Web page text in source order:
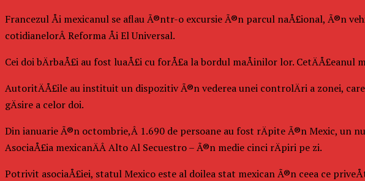
Francezul Åi mexicanul se aflau Ã®ntr-o excursie Ã®n parcul naÅ£ional, Ã®n
cotidianelorÂ Reforma Åi El Universal.
Cei doi bÄrbaÅ£i au fost luaÅ£i cu forÅ£a la bordul maÅinilor lor.
AutoritÄÅ£ile au instituit un dispozitiv Ã®n vederea unei controlÄri a zonei,
gÄsire a celor doi.
Din ianuarie Ã®n octombrie,Â 1.690 de persoane au fost rÄpite Ã®n Mexic, un
AsociaÅ£ia mexicanÄÂ Alto Al Secuestro – Ã®n medie cinci rÄpiri pe zi.
Potrivit asociaÅ£iei, statul Mexico este al doilea stat mexican Ã®n ceea ce